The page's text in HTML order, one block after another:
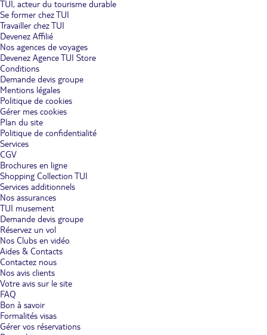
TUI, acteur du tourisme durable
Se former chez TUI
Travailler chez TUI
Devenez Affilié
Nos agences de voyages
Devenez Agence TUI Store
Conditions
Demande devis groupe
Mentions légales
Politique de cookies
Gérer mes cookies
Plan du site
Politique de confidentialité
Services
CGV
Brochures en ligne
Shopping Collection TUI
Services additionnels
Nos assurances
TUI musement
Demande devis groupe
Réservez un vol
Nos Clubs en vidéo
Aides & Contacts
Contactez nous
Nos avis clients
Votre avis sur le site
FAQ
Bon à savoir
Formalités visas
Gérer vos réservations